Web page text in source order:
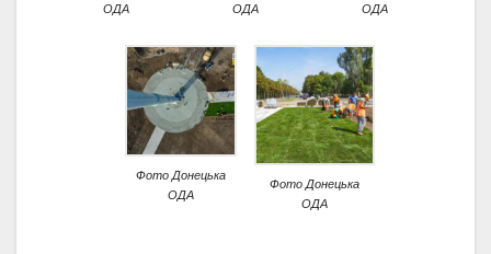
ОДА
ОДА
ОДА
Фото Донецька
ОДА
Фото Донецька
ОДА